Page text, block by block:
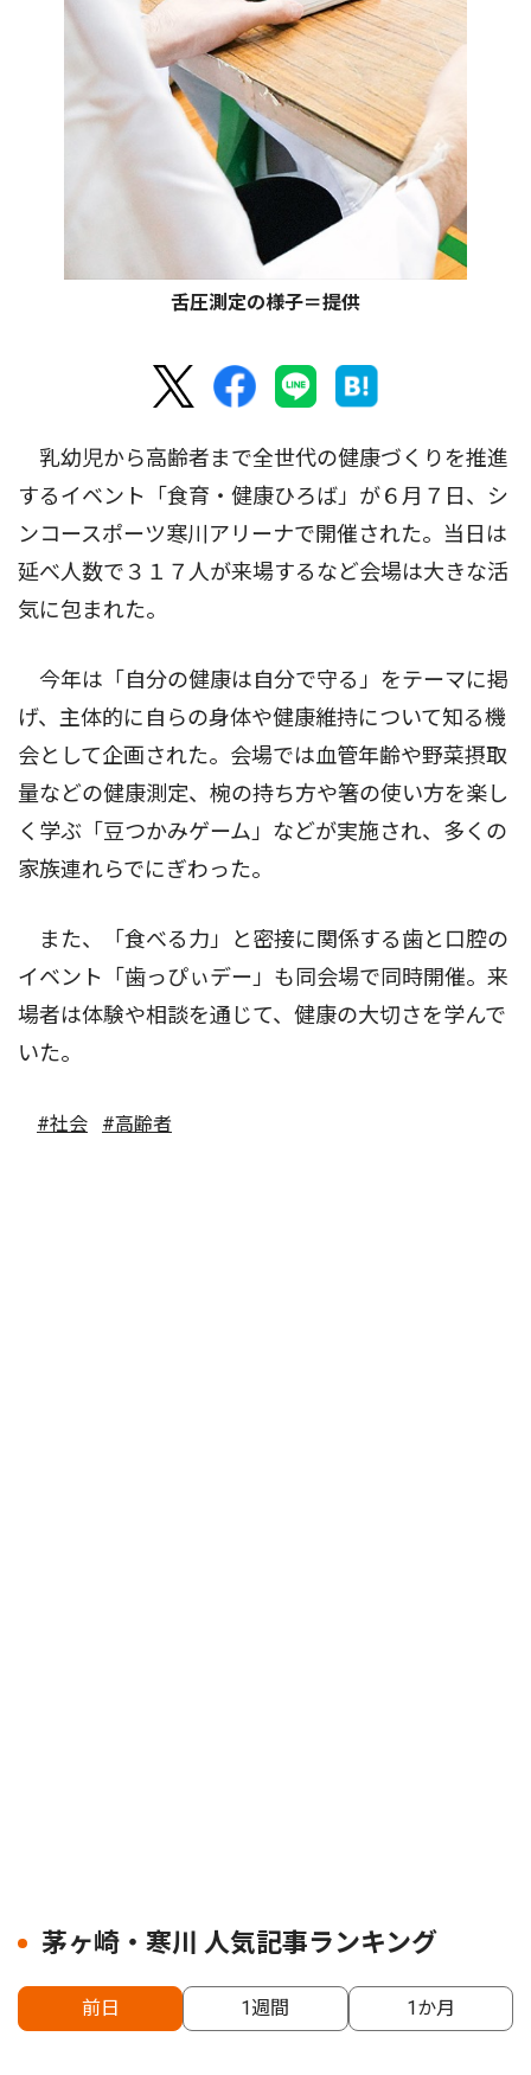
舌圧測定の様子＝提供
乳幼児から高齢者まで全世代の健康づくりを推進
するイベント「食育・健康ひろば」が６月７日、シ
ンコースポーツ寒川アリーナで開催された。当日は
延べ人数で３１７人が来場するなど会場は大きな活
気に包まれた。
今年は「自分の健康は自分で守る」をテーマに掲
げ、主体的に自らの身体や健康維持について知る機
会として企画された。会場では血管年齢や野菜摂取
量などの健康測定、椀の持ち方や箸の使い方を楽し
く学ぶ「豆つかみゲーム」などが実施され、多くの
家族連れらでにぎわった。
また、「食べる力」と密接に関係する歯と口腔の
イベント「歯っぴぃデー」も同会場で同時開催。来
場者は体験や相談を通じて、健康の大切さを学んで
いた。
#社会 #高齢者
茅ヶ崎・寒川 人気記事ランキング
前日 1週間 1か月